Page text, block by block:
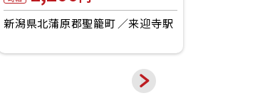
新潟県北蒲原郡聖籠町 来迎寺駅